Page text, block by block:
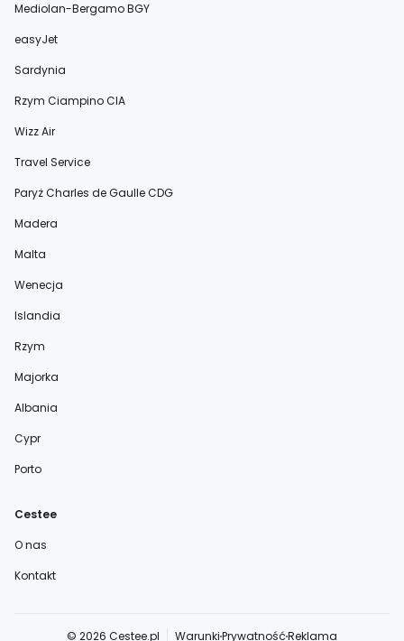
Mediolan-Bergamo BGY
easyJet
Sardynia
Rzym Ciampino CIA
Wizz Air
Travel Service
Paryż Charles de Gaulle CDG
Madera
Malta
Wenecja
Islandia
Rzym
Majorka
Albania
Cypr
Porto
Cestee
O nas
Kontakt
© 2026 Cestee.pl WarunkiPrywatnośćReklama